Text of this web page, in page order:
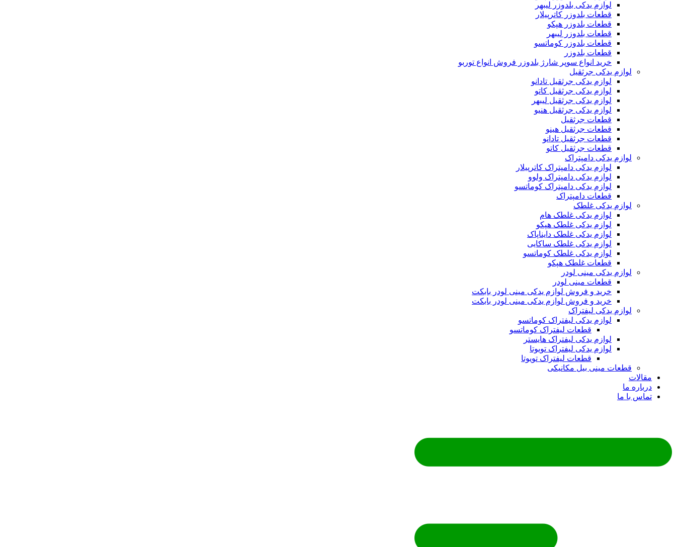
لوازم یدکی بلدوزر لیبهر
قطعات بلدوزر کاترپیلار
قطعات بلدوزر هپکو
قطعات بلدوزر لیبهر
قطعات بلدوزر کوماتسو
قطعات بلدوزر
خرید انواع سوپر شارژ بلدوزر فروش انواع توربو
لوازم یدکی جرثقیل
لوازم یدکی جرثقیل تادانو
لوازم یدکی جرثقیل کاتو
لوازم یدکی جرثقیل لیبهر
لوازم یدکی جرثقیل هنیو
قطعات جرثقیل
قطعات جرثقیل هینو
قطعات جرثقیل تادانو
قطعات جرثقیل کاتو
لوازم یدکی دامپتراک
لوازم یدکی دامپتراک کاترپیلار
لوازم یدکی دامپتراک ولوو
لوازم یدکی دامپتراک کوماتسو
قطعات دامپتراک
لوازم یدکی غلطک
لوازم یدکی غلطک هام
لوازم یدکی غلطک هپکو
لوازم یدکی غلطک دایناپاک
لوازم یدکی غلطک ساکایی
لوازم یدکی غلطک کوماتسو
قطعات غلطک هپکو
لوازم یدکی مینی لودر
قطعات مینی لودر
خرید و فروش لوازم یدکی مینی لودر بابکت
خرید و فروش لوازم یدکی مینی لودر بابکت
لوازم یدکی لیفتراک
لوازم یدکی لیفتراک کوماتسو
قطعات لیفتراک کوماتسو
لوازم یدکی لیفتراک هایستر
لوازم یدکی لیفتراک تویوتا
قطعات لیفتراک تویوتا
قطعات مینی بیل مکانیکی
مقالات
درباره ما
تماس با ما